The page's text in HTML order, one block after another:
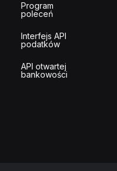
Program
poleceń
Interfejs API
podatków
API otwartej
bankowości